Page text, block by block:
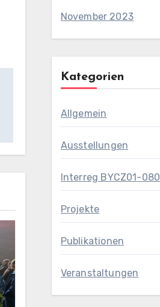
November 2023
Kategorien
Allgemein
Ausstellungen
Interreg BYCZ01-080
Projekte
Publikationen
Veranstaltungen